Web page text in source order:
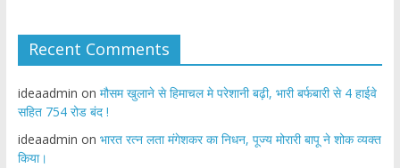
Recent Comments
ideaadmin on मौसम खुलाने से हिमाचल मे परेशानी बढ़ी, भारी बर्फबारी से 4 हाईवे
सहित 754 रोड बंद !
ideaadmin on भारत रत्न लता मंगेशकर का निधन, पूज्य मोरारी बापू ने शोक व्यक्त
किया।